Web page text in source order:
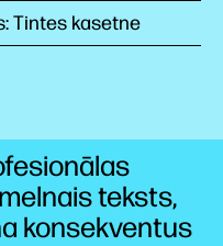
Tintes kasetne
teksts,
konsekventus